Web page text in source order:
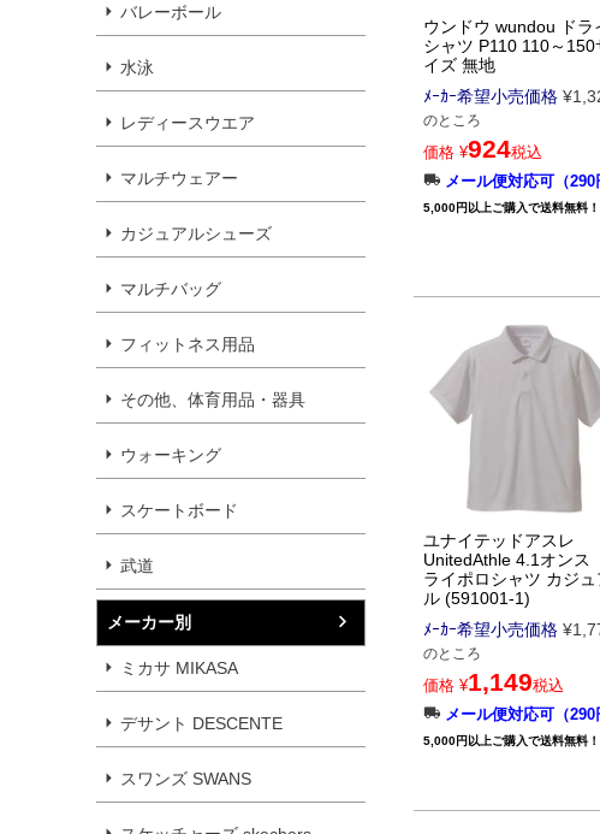
バレーボール
水泳
レディースウエア
マルチウェアー
カジュアルシューズ
マルチバッグ
フィットネス用品
その他、体育用品・器具
ウォーキング
スケートボード
武道
メーカー別
ミカサ MIKASA
デサント DESCENTE
スワンズ SWANS
ウンドウ wundou ドラ
シャツ P110 110～150
イズ 無地
ﾒｰｶｰ希望小売価格 ¥
のところ
価格 ¥924税込
メール便対応可（290
5,000円以上ご購入で送料無料！
ユナイテッドアスレ
UnitedAthle 4.1オンス
ライポロシャツ カジュ
ル (591001-1)
ﾒｰｶｰ希望小売価格 ¥
のところ
価格 ¥1,149税込
メール便対応可（290
5,000円以上ご購入で送料無料！